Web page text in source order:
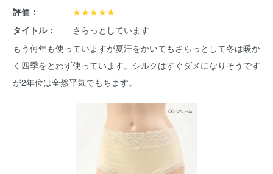
評価：
★★★★★
タイトル：
さらっとしています
もう何年も使っていますが夏汗をかいてもさらっとして冬は暖か
く四季をとわず使っています。シルクはすぐダメになりそうです
が2年位は全然平気でもちます。